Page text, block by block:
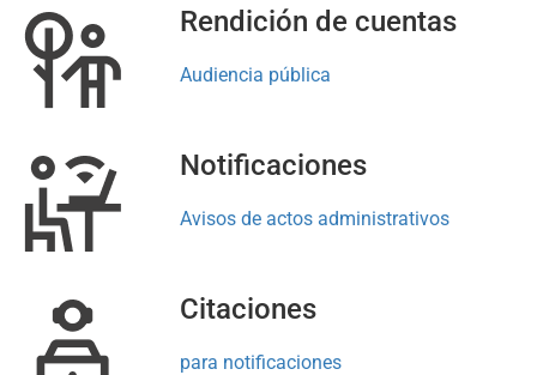
Rendición de cuentas
Audiencia pública
Notificaciones
Avisos de actos administrativos
Citaciones
para notificaciones